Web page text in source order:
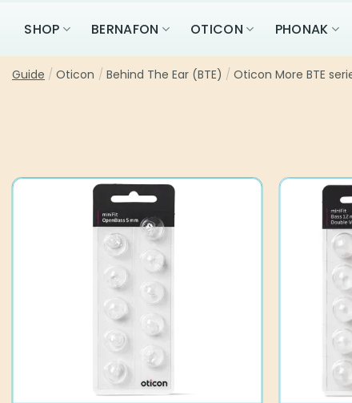
SHOP BERNAFON OTICON PHONAK
Guide / Oticon / Behind The Ear (BTE) / Oticon More BTE